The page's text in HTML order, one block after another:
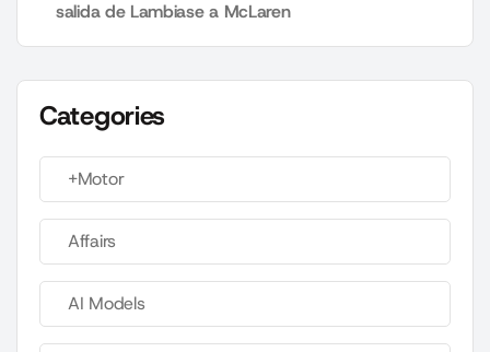
salida de Lambiase a McLaren
Categories
+Motor
Affairs
AI Models